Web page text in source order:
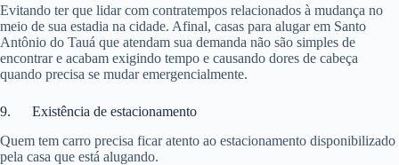
Evitando ter que lidar com contratempos relacionados à mudança no
meio de sua estadia na cidade. Afinal, casas para alugar em Santo
Antônio do Tauá que atendam sua demanda não são simples de
encontrar e acabam exigindo tempo e causando dores de cabeça
quando precisa se mudar emergencialmente.
9. Existência de estacionamento
Quem tem carro precisa ficar atento ao estacionamento disponibilizado
pela casa que está alugando.